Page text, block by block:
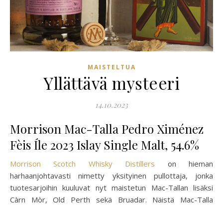
MAISTELTUA
Yllättävä mysteeri
14.10.2023
Morrison Mac-Talla Pedro Ximénez
Fèis Íle 2023 Islay Single Malt, 54.6%
Morrison Scotch Whisky Distillers on hieman
harhaanjohtavasti nimetty yksityinen pullottaja, jonka
tuotesarjoihin kuuluvat nyt maistetun Mac-Tallan lisäksi
Càrn Mòr, Old Perth sekä Bruadar. Näistä Mac-Talla